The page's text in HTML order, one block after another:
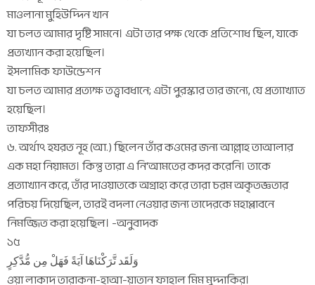
মাওলানা মুহিউদ্দিন খান
যা চলত আমার দৃষ্টি সামনে। এটা তার পক্ষ থেকে প্রতিশোধ ছিল, যাকে
প্রত্যখ্যান করা হয়েছিল।
ইসলামিক ফাউন্ডেশন
যা চলত আমার প্রত্যক্ষ তত্ত্বাবধানে; এটা পুরস্কার তার জন্যে, যে প্রত্যাখ্যাত
হয়েছিল।
তাফসীরঃ
৬. অর্থাৎ হযরত নূহ (আ.) ছিলেন তাঁর কওমের জন্য আল্লাহ তাআলার
এক মহা নিয়ামত। কিন্তু তারা এ নি‘আমতের কদর করেনি। তাকে
প্রত্যাখ্যান করে, তাঁর দাওয়াতকে অগ্রাহ্য করে তারা চরম অকৃতজ্ঞতার
পরিচয় দিয়েছিল, তারই বদলা নেওয়ার জন্য তাদেরকে মহাপ্লাবনে
নিমজ্জিত করা হয়েছিল। -অনুবাদক
১৫
وَلَقَد تَّرَكْنَاهَا آيَةً فَهَلْ مِن مُّدَّكِرٍ
ওয়া লাকাদ তারাকনা-হাআ-য়াতান ফাহাল মিম মুদ্দাকির।